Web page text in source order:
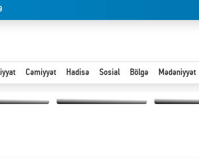
Cəmiyyət Hadisə Sosial Bölgə Mədəniyyət